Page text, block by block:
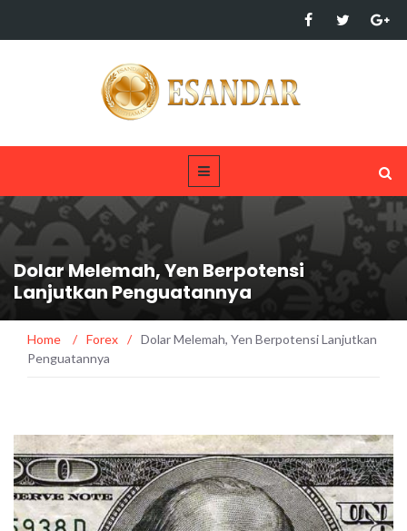
Dolar Melemah, Yen Berpotensi
Lanjutkan Penguatannya
Home / Forex / Dolar Melemah, Yen Berpotensi Lanjutkan
Penguatannya